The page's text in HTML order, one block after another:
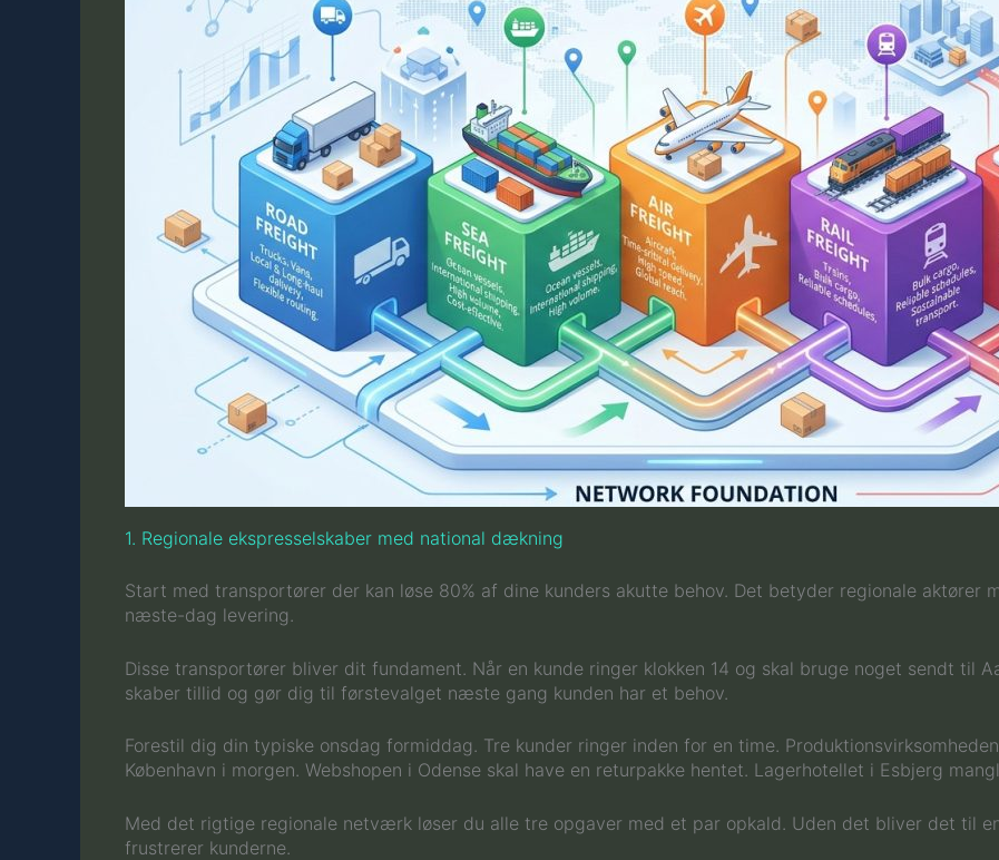
1. Regionale ekspresselskaber med national dækning
Start med transportører der kan løse 80% af dine kunders akutte behov. Det betyder regionale aktører
næste-dag levering.
Disse transportører bliver dit fundament. Når en kunde ringer klokken 14 og skal bruge noget sendt til
skaber tillid og gør dig til førstevalget næste gang kunden har et behov.
Forestil dig din typiske onsdag formiddag. Tre kunder ringer inden for en time.
København i morgen. Webshopen i Odense skal have en returpakke hentet. Lagerhotellet i Esbjerg
Med det rigtige regionale netværk løser du alle tre opgaver med et par opkald. Uden det bliver det til
frustrerer kunderne.